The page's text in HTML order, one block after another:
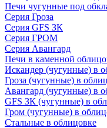
Печи чугунные под
Серия Гроза
Серия GFS ЗК
Серия ГРОМ
Серия Авангард
Печи в каменной
Искандер (чугунные) в
Гроза (чугунные) в
Авангард (чугунные) в
GFS ЗК (чугунные) в
Гром (чугунные) в
Стальные в облицовке